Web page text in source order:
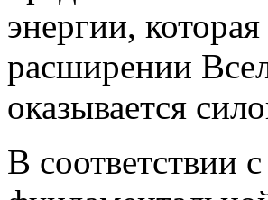
энергии,
расширении
оказывается
В соответствии